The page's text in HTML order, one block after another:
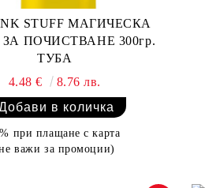
STUFF МАГИЧЕСКА
ПОЧИСТВАНЕ 300гр.
ТУБА
4.48 €
8.76 лв.
при плащане с карта
важи за промоции)